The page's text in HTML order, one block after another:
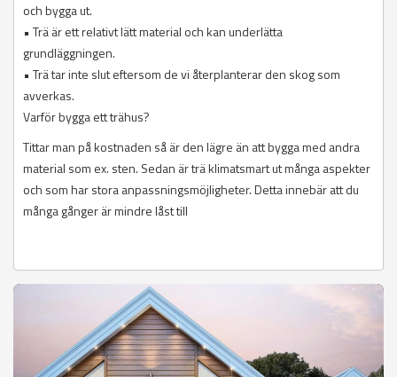
och bygga ut.
• Trä är ett relativt lätt material och kan underlätta
grundläggningen.
• Trä tar inte slut eftersom de vi återplanterar den skog som
avverkas.
Varför bygga ett trähus?
Tittar man på kostnaden så är den lägre än att bygga med andra
material som ex. sten. Sedan är trä klimatsmart ut många aspekter
och som har stora anpassningsmöjligheter. Detta innebär att du
många gånger är mindre låst till